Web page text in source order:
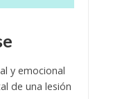
y emocional
de una lesión